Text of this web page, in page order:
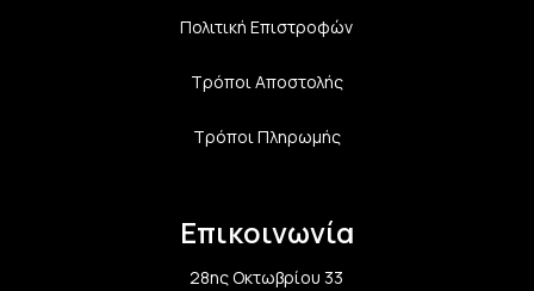
Πολιτική Επιστροφών
Τρόποι Αποστολής
Τρόποι Πληρωμής
Επικοινωνία
28ης Οκτωβρίου 33